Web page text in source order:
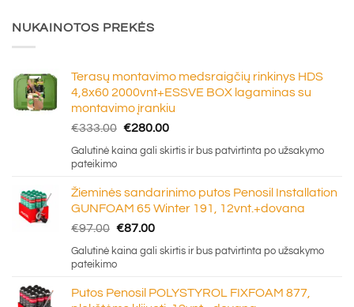
NUKAINOTOS PREKĖS
Terasų montavimo medsraigčių rinkinys HDS
4,8x60 2000vnt+ESSVE BOX lagaminas su
montavimo įrankiu
€333.00 Original
price
was:
€280.00Current
price
Galutinė kaina gali skirtis ir bus patvirtinta po užsakymo
pateikimo
Žieminės sandarinimo putos Penosil Installation
GUNFOAM 65 Winter 191, 12vnt.+dovana
€97.00 Original
price
was:
€87.00Current
price
Galutinė kaina gali skirtis ir bus patvirtinta po užsakymo
pateikimo
Putos Penosil POLYSTYROL FIXFOAM 877,